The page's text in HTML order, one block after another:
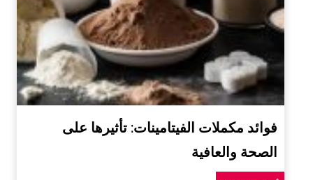
فوائد مكملات الفيتامينات: تأثيرها على
الصحة والعافية